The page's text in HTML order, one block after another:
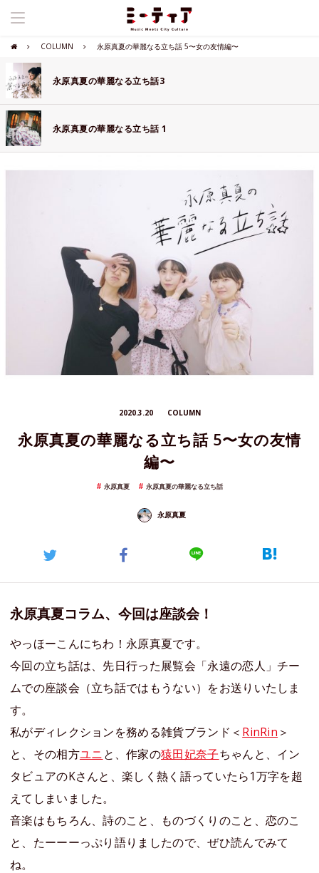
COLUMN 永原真夏の華麗なる立ち話 5〜女の友情編〜
永原真夏の華麗なる立ち話3
永原真夏の華麗なる立ち話 1
2020.3.20 COLUMN
永原真夏の華麗なる立ち話 5〜女の友情
編〜
永原真夏 永原真夏の華麗なる立ち話
永原真夏
永原真夏コラム、今回は座談会！
やっほーこんにちわ！永原真夏です。
今回の立ち話は、先日行った展覧会「永遠の恋人」チー
ムでの座談会（立ち話ではもうない）をお送りいたしま
す。
私がディレクションを務める雑貨ブランド＜ RinRin ＞
と、その相方ユニと、作家の猿田妃奈子ちゃんと、イン
タビュアのKさんと、楽しく熱く語っていたら1万字を超
えてしまいました。
音楽はもちろん、詩のこと、ものづくりのこと、恋のこ
と、たーーーっぷり語りましたので、ぜひ読んでみて
ね。